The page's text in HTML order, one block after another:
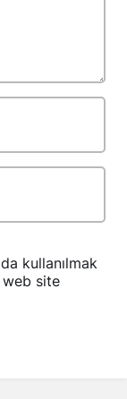
kullanılmak
web site